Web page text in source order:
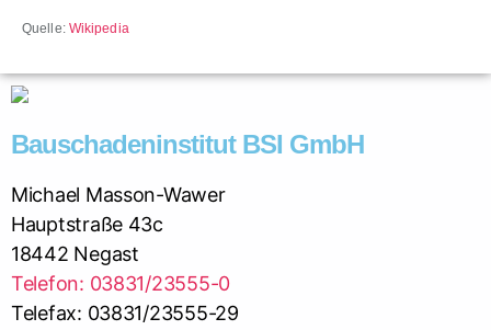
Quelle: Wikipedia
Bauschadeninstitut BSI GmbH
Michael Masson-Wawer
Hauptstraße 43c
18442 Negast
Telefon: 03831/23555-0
Telefax: 03831/23555-29